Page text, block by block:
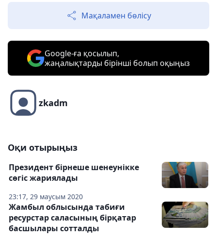
Мақаламен бөлісу
Google-ға қосылып,
жаңалықтарды бірінші болып оқыңыз
zkadm
Оқи отырыңыз
23:17, 29 маусым 2020
Президент бірнеше шенеунікке
сөгіс жариялады
Жамбыл облысында табиғи
ресурстар саласының бірқатар
басшылары сотталды